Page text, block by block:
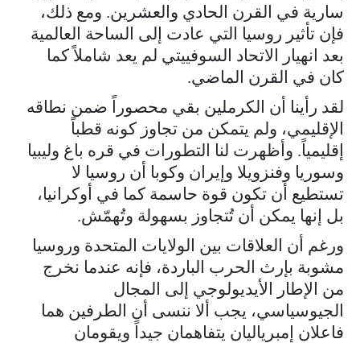
سارية في القرن الحادي والعشرين. ومع ذلك،
فإن تأثير روسيا التي عادت إلى الساحة العالمية
بعد انهيار الاتحاد السوفييتي لم يعد شاملاً كما
كان في القرن الماضي.
لقد رأينا أن الكرملين بقي محصوراً ضمن نطاقه
الإقليمي، ولم يتمكن من تجاوز كونه قطباً
إقليمياً. وأظهرت لنا التطورات في قره باغ وليبيا
وسوريا وفنزويلا وإيران وكوبا أن روسيا لا
تستطيع أن تكون قوة حاسمة كما في أوكرانيا،
بل إنها يمكن أن تُتجاوز بسهولة وتُهمّش.
ورغم أن العلاقات بين الولايات المتحدة وروسيا
مشوبة بإرث الحرب الباردة، فإنه عندما نخرج
من الإطار الأيديولوجي إلى المجال
الجيوسياسي، يجب ألا ننسى أن الطرفين هما
فاعلان إمبرياليان يتفاهمان جيداً ويقومان